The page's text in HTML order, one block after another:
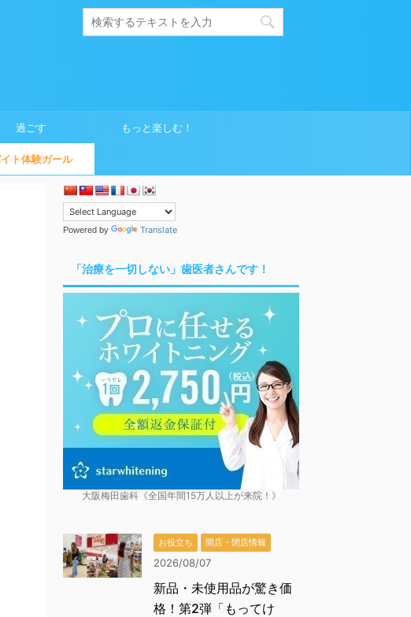
過ごす もっと楽しむ！
ト体験ガール
Powered by Translate
「治療を一切しない」歯医者さんです！
大阪梅田歯科《全国年間15万人以上が来院！》
お役立ち 開店・閉店情報
2026/08/07
新品・未使用品が驚き価
格！第2弾「もってけ